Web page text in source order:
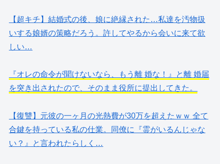
【超キチ】結婚式の後、娘に絶縁された…私達を汚物扱
いする娘婿の策略だろう。許してやるから会いに来て欲
しい…
『オレの命令が聞けないなら、もう離 婚な！』と離 婚届
を突き出されたので、そのまま役所に提出してきた。
【復讐】元彼の一ヶ月の光熱費が30万を超えたｗｗ 全て
合鍵を持っている私の仕業。同僚に『霊がいるんじゃな
い？』と言われたらしく…